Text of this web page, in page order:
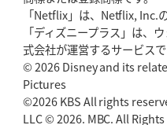
「Netflix」は、Netflix, Inc.
「ディズニープラス」は、
式会社が運営するサービスで
© 2026 Disney and its
Pictures
©2026 KBS All rights
LLC © 2026. MBC. All